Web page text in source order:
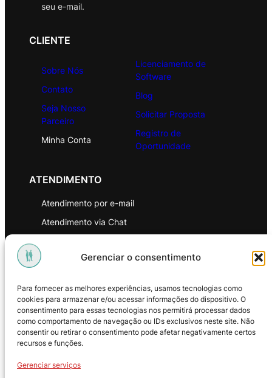
Gerenciar o consentimento
Para fornecer as melhores experiências, usamos tecnologias como
cookies para armazenar e/ou acessar informações do dispositivo. O
consentimento para essas tecnologias nos permitirá processar dados
como comportamento de navegação ou IDs exclusivos neste site. Não
consentir ou retirar o consentimento pode afetar negativamente certos
recursos e funções.
Gerenciar serviços
seu e-mail.
CLIENTE
Sobre Nós
Contato
Seja Nosso
Parceiro
Minha Conta
Licenciamento de
Software
Blog
Solicitar Proposta
Registro de
Oportunidade
ATENDIMENTO
Atendimento por e-mail
Atendimento via Chat
Política de Privacidade
Política de Troca e Devoluções
Política de Reembolso